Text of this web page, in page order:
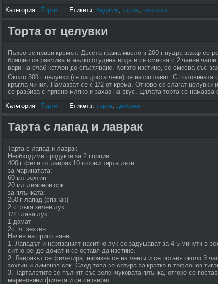
Категория: Торти Етикети: бадеми, торта, шоколад
Торта от целувки
Първо се прави кремът: Двеста грама масло и 200 г пудра захар се
брашно се размива в малко студена вода и се смесва с 2 чаени
вари на слаб котлон до сгъстяване. Когато изстине, се смесва със
Около 300 г целувки (те са доста леки) се натрошават. С половината
кръгла чиния. Намазват се с 1/2 от крема. Отново се слагат целув­ки
се разбива с прясно мляко и захар на вкус. Цяла­та торта се намазва
Категория: Торти Етикети: торта, целувки
Тарта с лапад и лаврак
Тарта с лапад и лаврак
Необходими продукти за 2 порции:
400 г филе от лаврак 10 готови тарта лети
за маринатата:
60 мл зехтин
20 мл лимонов сок
за плънката:
250 г лапад (спанак)
2 стръка зелен лук
1/2 глава лук
1 домат
2с. л. зехтин
Начин на приготвяне:
1. Лападът и нарязаният наситно лук се задушават за 4-5 минути в
ситно ренде домат и се оставя да изстине.
2. Лавракът се филетира, нарязва се на ленти и се оставя около 3
зехтин и лимонов сок. След това се сотира за кратко в тефлонов
3. Тарталетите се пълнят със зеленчуковата плънка, отгоре се
мариновани филета и се сервират.